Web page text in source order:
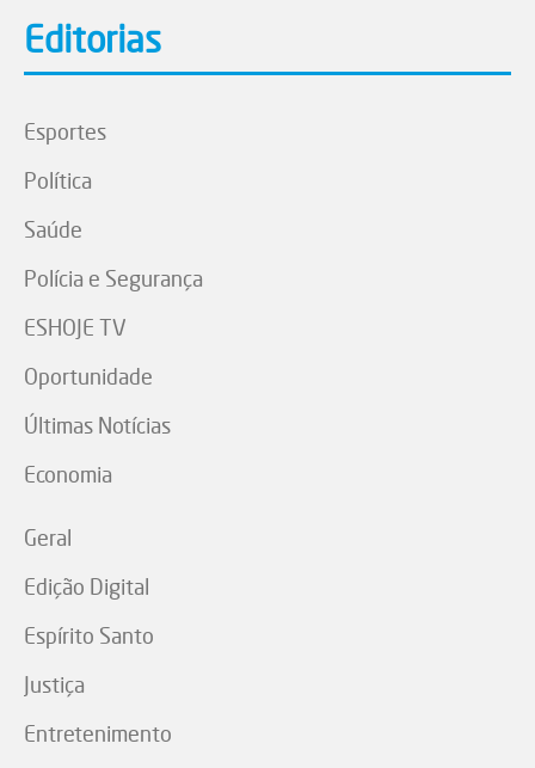
Editorias
Esportes
Política
Saúde
Polícia e Segurança
ESHOJE TV
Oportunidade
Últimas Notícias
Economia
Geral
Edição Digital
Espírito Santo
Justiça
Entretenimento